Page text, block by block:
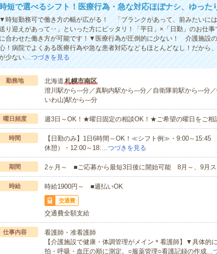
時短で選べるシフト！医療行為・急な対応ほぼナシ、ゆった
▼時短勤務可で働き方の幅が広がる！ 「ブランクがあって、前みたいに
り迎えがあって‥」といった方にピッタリ！「平日」×「日勤」のお仕
に合わせた働き方が可能です！▼医療行為が圧倒的に少ない！ 介護施設
！病院でよくある医療行為や急な患者対応などもほとんどなし！だから
少ない…つづきを見る
勤務地 北海道札幌市南区
澄川駅から---分／真駒内駅から---分／自衛隊前駅から---分
いわ山)駅から---分
曜日頻度 週3日～OK！★曜日固定の相談OK！★ご希望の曜日をご相
時間
【日勤のみ】1日6時間～OK！≪シフト例≫・9:00～15:45
休憩）・12:00～18:…つづきを見る
期間 2ヶ月～ ■ご応募から最短3日後に開始可能 8月～、9月ス
時給 時給1900円～ ■週払いOK
交通費
交通費全額支給
仕事内容
看護師・准看護師
【介護施設で健康・体調管理がメイン＊看護師】▼具体
拍・呼吸・血圧の順に測定。○服薬管理○看護記録の作成…